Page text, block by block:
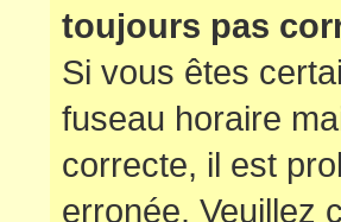
toujours pas
Si vous êtes
fuseau horaire
correcte, il est
erronée. Veuillez